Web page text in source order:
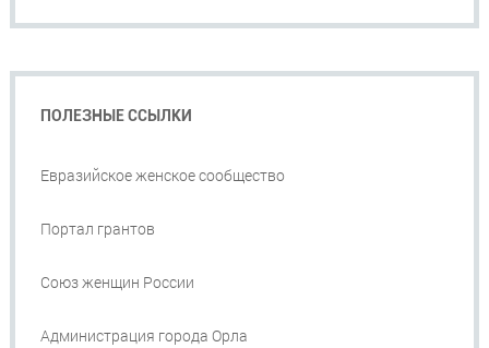
ПОЛЕЗНЫЕ ССЫЛКИ
Евразийское женское сообщество
Портал грантов
Союз женщин России
Администрация города Орла